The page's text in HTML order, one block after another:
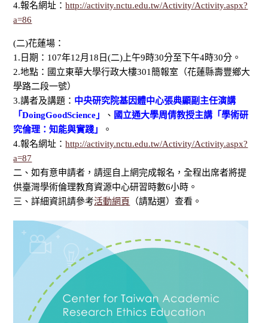
4.報名網址：http://activity.nctu.edu.tw/Activity/Activity.aspx?
a=86
(二)花蓮場：
1.日期：107年12月18日(二)上午9時30分至下午4時30分。
2.地點：國立東華大學行政大樓301簡報室（花蓮縣壽豐鄉大
學路二段一號）
3.講者及講題： 中央研究院基因體中心張典顯副主任演講
「DoingGoodScience」
、 國立通大學周倩教授主講「學術研
究倫理：知能與實踐」
。
4.報名網址：http://activity.nctu.edu.tw/Activity/Activity.aspx?
a=87
二、如有意申請者，請逕自上網完成報名，全程出席者將提
供臺灣學術倫理教育資源中心研習時數6小時。
三、詳細資訊請參考活動網頁 （請點選）查看。